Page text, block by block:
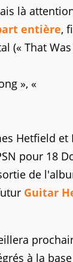
là
entière,
(« That
», «
Hetfield
pour 18
de
Guitar
à la